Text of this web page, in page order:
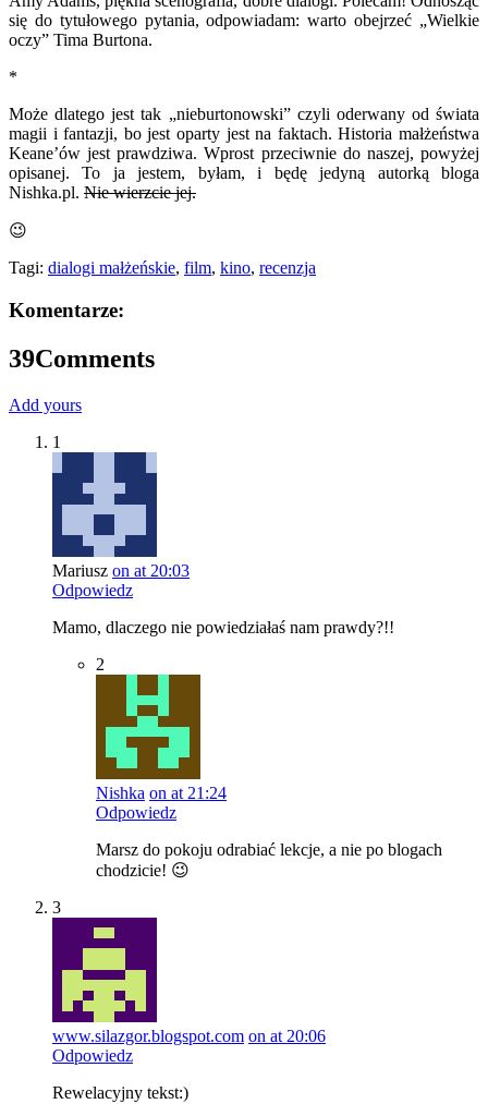
się do tytułowego pytania, odpowiadam: warto obejrzeć „Wielkie
oczy” Tima Burtona.
*
Może dlatego jest tak „nieburtonowski” czyli oderwany od świata
magii i fantazji, bo jest oparty jest na faktach. Historia małżeństwa
Keane’ów jest prawdziwa. Wprost przeciwnie do naszej, powyżej
opisanej. To ja jestem, byłam, i będę jedyną autorką bloga
Nishka.pl. Nie wierzcie jej.
😉
Tagi: dialogi małżeńskie, film, kino, recenzja
Komentarze:
39Comments
Add yours
1
Mariusz on at 20:03
Odpowiedz
Mamo, dlaczego nie powiedziałaś nam prawdy?!!
2
Nishka on at 21:24
Odpowiedz
Marsz do pokoju odrabiać lekcje, a nie po blogach
chodzicie! 😉
3
www.silazgor.blogspot.com on at 20:06
Odpowiedz
Rewelacyjny tekst:)